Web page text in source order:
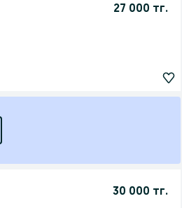
27 000 тг.
30 000 тг.